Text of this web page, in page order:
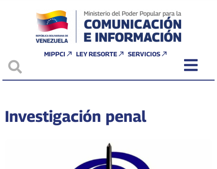
MIPPCI LEY RESORTE SERVICIOS
Investigación penal